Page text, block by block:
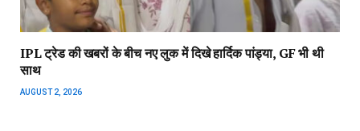
IPL ट्रेड की खबरों के बीच नए लुक में दिखे हार्दिक पांड्या, GF भी थी
साथ
AUGUST 2, 2026